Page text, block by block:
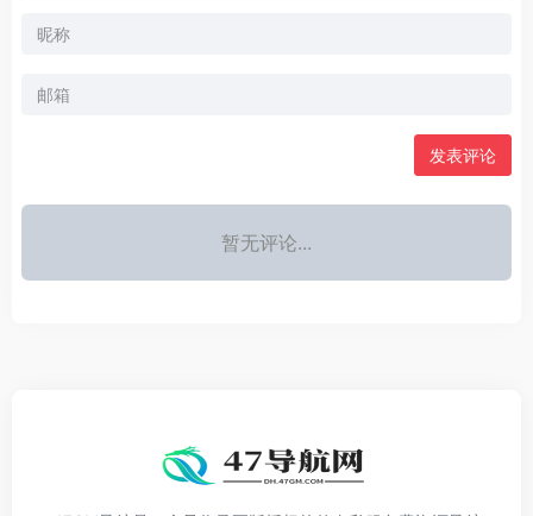
发表评论
暂无评论...